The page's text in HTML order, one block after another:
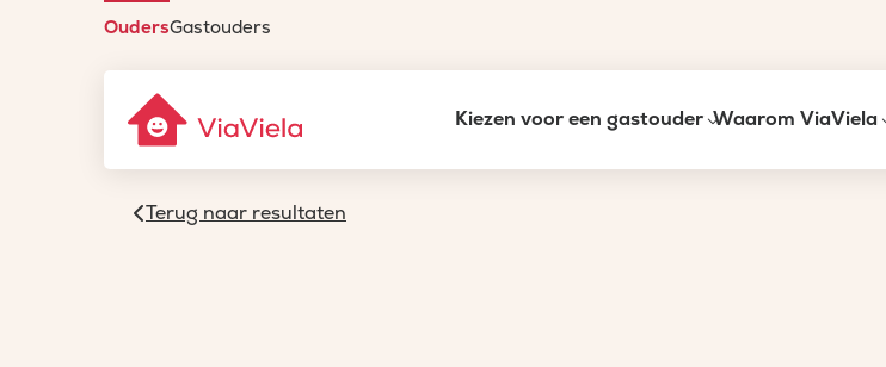
OudersGastouders
Kiezen voor een gastouder Waarom ViaViela
Terug naar resultaten